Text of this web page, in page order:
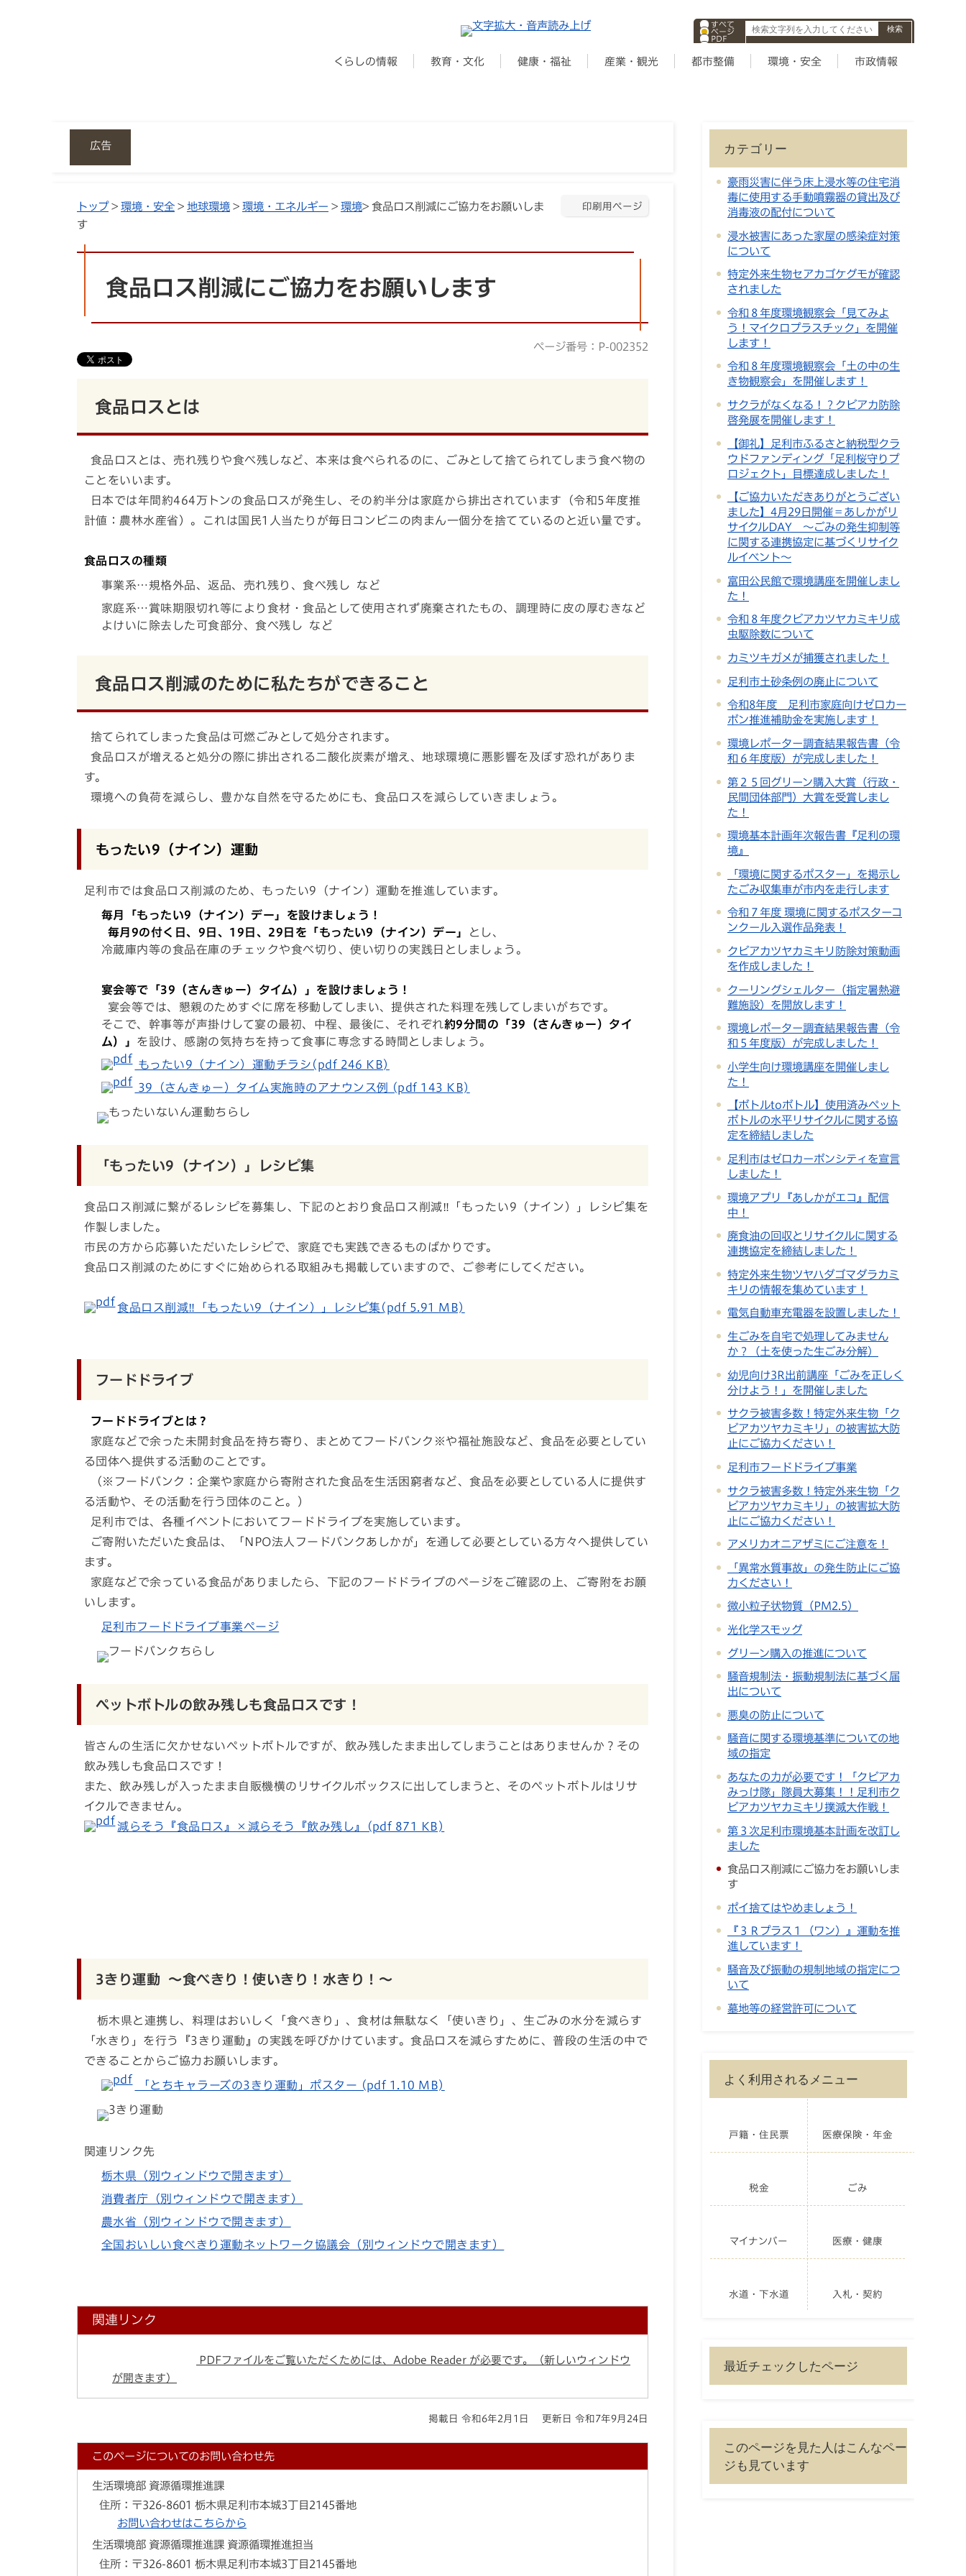
すべて
ページ
PDF
ID
くらしの情報 教育・文化 健康・福祉 産業・観光 都市整備 環境・安全 市政情報
広告
印刷用ページ
トップ> 環境・安全 > 地球環境 > 環境・エネルギー > 環境> 食品ロス削減にご協力をお願いしま
す
食品ロス削減にご協力をお願いします
ページ番号：P-002352
食品ロスとは
食品ロスとは、売れ残りや食べ残しなど、本来は食べられるのに、ごみとして捨てられてしまう食ベ物の
ことをいいます。
日本では年間約464万トンの食品ロスが発生し、その約半分は家庭から排出されています（令和5年度推
計値：農林水産省）。これは国民1人当たりが毎日コンビニの肉まん一個分を捨てているのと近い量です。
食品ロスの種類
事業系…規格外品、返品、売れ残り、食べ残し など
家庭系…賞味期限切れ等により食材・食品として使用されず廃棄されたもの、調理時に皮の厚むきなど
よけいに除去した可食部分、食べ残し など
食品ロス削減のために私たちができること
捨てられてしまった食品は可燃ごみとして処分されます。
食品ロスが増えると処分の際に排出される二酸化炭素が増え、地球環境に悪影響を及ぼす恐れがありま
す。
環境への負荷を減らし、豊かな自然を守るためにも、食品ロスを減らしていきましょう。
もったい9（ナイン）運動
足利市では食品ロス削減のため、もったい9（ナイン）運動を推進しています。
毎月「もったい9（ナイン）デー」を設けましょう！
毎月9の付く日、9日、19日、29日を「もったい9（ナイン）デー」
とし、
冷蔵庫内等の食品在庫のチェックや食べ切り、使い切りの実践日としましょう。
宴会等で「39（さんきゅー）タイム）」を設けましょう！
宴会等では、懇親のためすぐに席を移動してしまい、提供された料理を残してしまいがちです。
そこで、幹事等が声掛けして宴の最初、中程、最後に、それぞれ 約9分間の「39（さんきゅー）タイ
ム）」 を設け、感謝の気持ちを持って食事に専念する時間としましょう。
もったい9（ナイン）運動チラシ(pdf 246 KB)
39（さんきゅー）タイム実施時のアナウンス例 (pdf 143 KB)
「もったい9（ナイン）」レシピ集
食品ロス削減に繋がるレシピを募集し、下記のとおり食品ロス削減‼「もったい9（ナイン）」レシピ集を
作製しました。
市民の方から応募いただいたレシピで、家庭でも実践できるものばかりです。
食品ロス削減のためにすぐに始められる取組みも掲載していますので、ご参考にしてください。
食品ロス削減‼「もったい9（ナイン）」レシピ集(pdf 5.91 MB)
フードドライブ
フードドライブとは？
家庭などで余った未開封食品を持ち寄り、まとめてフードバンク※や福祉施設など、食品を必要としてい
る団体へ提供する活動のことです。
（※フードバンク：企業や家庭から寄附された食品を生活困窮者など、食品を必要としている人に提供す
る活動や、その活動を行う団体のこと。）
足利市では、各種イベントにおいてフードドライブを実施しています。
ご寄附いただいた食品は、「NPO法人フードバンクあしかが」を通して必要としている方々へ提供してい
ます。
家庭などで余っている食品がありましたら、下記のフードドライブのページをご確認の上、ご寄附をお願
いします。
足利市フードドライブ事業ページ
ペットボトルの飲み残しも食品ロスです！
皆さんの生活に欠かせないペットボトルですが、飲み残したまま出してしまうことはありませんか？その
飲み残しも食品ロスです！
また、飲み残しが入ったまま自販機横のリサイクルボックスに出してしまうと、そのペットボトルはリサ
イクルできません。
減らそう『食品ロス』×減らそう『飲み残し』(pdf 871 KB)
3きり運動 ～食べきり！使いきり！水きり！～
栃木県と連携し、料理はおいしく「食べきり」、食材は無駄なく「使いきり」、生ごみの水分を減らす
「水きり」を行う『3きり運動』の実践を呼びかけています。食品ロスを減らすために、普段の生活の中で
できることからご協力お願いします。
「とちキャラーズの3きり運動」ポスター (pdf 1.10 MB)
関連リンク先
栃木県（別ウィンドウで開きます）
消費者庁（別ウィンドウで開きます）
農水省（別ウィンドウで開きます）
全国おいしい食べきり運動ネットワーク協議会（別ウィンドウで開きます）
関連リンク
PDFファイルをご覧いただくためには、Adobe Reader が必要です。（新しいウィンドウ
が開きます）
掲載日 令和6年2月1日 更新日 令和7年9月24日
このページについてのお問い合わせ先
生活環境部 資源循環推進課
住所： 〒326-8601 栃木県足利市本城3丁目2145番地
お問い合わせはこちらから
生活環境部 資源循環推進課 資源循環推進担当
住所： 〒326-8601 栃木県足利市本城3丁目2145番地
カテゴリー
豪雨災害に伴う床上浸水等の住宅消
毒に使用する手動噴霧器の貸出及び
消毒液の配付について
浸水被害にあった家屋の感染症対策
について
特定外来生物セアカゴケグモが確認
されました
令和８年度環境観察会「見てみよ
う！マイクロプラスチック」を開催
します！
令和８年度環境観察会「土の中の生
き物観察会」を開催します！
サクラがなくなる！？クビアカ防除
啓発展を開催します！
【御礼】足利市ふるさと納税型クラ
ウドファンディング「足利桜守りプ
ロジェクト」目標達成しました！
【ご協力いただきありがとうござい
ました】4月29日開催＝あしかがリ
サイクルDAY ～ごみの発生抑制等
に関する連携協定に基づくリサイク
ルイベント～
富田公民館で環境講座を開催しまし
た！
令和８年度クビアカツヤカミキリ成
虫駆除数について
カミツキガメが捕獲されました！
足利市土砂条例の廃止について
令和8年度 足利市家庭向けゼロカー
ボン推進補助金を実施します！
環境レポーター調査結果報告書（令
和６年度版）が完成しました！
第２５回グリーン購入大賞（行政・
民間団体部門）大賞を受賞しまし
た！
環境基本計画年次報告書『足利の環
境』
「環境に関するポスター」を掲示し
たごみ収集車が市内を走行します
令和７年度 環境に関するポスターコ
ンクール入選作品発表！
クビアカツヤカミキリ防除対策動画
を作成しました！
クーリングシェルター（指定暑熱避
難施設）を開放します！
環境レポーター調査結果報告書（令
和５年度版）が完成しました！
小学生向け環境講座を開催しまし
た！
【ボトルtoボトル】使用済みペット
ボトルの水平リサイクルに関する協
定を締結しました
足利市はゼロカーボンシティを宣言
しました！
環境アプリ『あしかがエコ』配信
中！
廃食油の回収とリサイクルに関する
連携協定を締結しました！
特定外来生物ツヤハダゴマダラカミ
キリの情報を集めています！
電気自動車充電器を設置しました！
生ごみを自宅で処理してみません
か？（土を使った生ごみ分解）
幼児向け3R出前講座「ごみを正しく
分けよう！」を開催しました
サクラ被害多数！特定外来生物「ク
ビアカツヤカミキリ」の被害拡大防
止にご協力ください！
足利市フードドライブ事業
サクラ被害多数！特定外来生物「ク
ビアカツヤカミキリ」の被害拡大防
止にご協力ください！
アメリカオニアザミにご注意を！
「異常水質事故」の発生防止にご協
力ください！
微小粒子状物質（PM2.5）
光化学スモッグ
グリーン購入の推進について
騒音規制法・振動規制法に基づく届
出について
悪臭の防止について
騒音に関する環境基準についての地
域の指定
あなたの力が必要です！「クビアカ
みっけ隊」隊員大募集！！足利市ク
ビアカツヤカミキリ撲滅大作戦！
第３次足利市環境基本計画を改訂し
ました
食品ロス削減にご協力をお願いしま
す
ポイ捨てはやめましょう！
『３Ｒプラス１（ワン）』運動を推
進しています！
騒音及び振動の規制地域の指定につ
いて
墓地等の経営許可について
よく利用されるメニュー
戸籍・住民票 医療保険・年金
税金 ごみ
マイナンバー 医療・健康
水道・下水道 入札・契約
最近チェックしたページ
このページを見た人はこんなペー
ジも見ています